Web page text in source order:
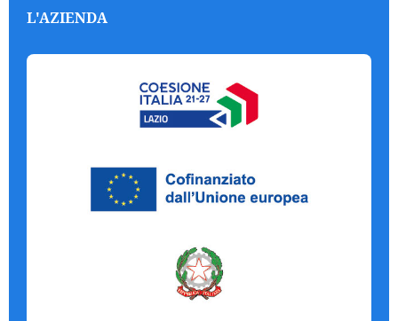
L'AZIENDA